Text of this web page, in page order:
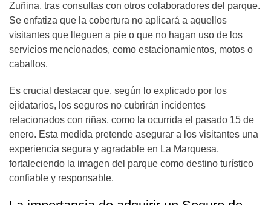
Zuñina, tras consultas con otros colaboradores del parque.
Se enfatiza que la cobertura no aplicará a aquellos
visitantes que lleguen a pie o que no hagan uso de los
servicios mencionados, como estacionamientos, motos o
caballos.
Es crucial destacar que, según lo explicado por los
ejidatarios, los seguros no cubrirán incidentes
relacionados con riñas, como la ocurrida el pasado 15 de
enero. Esta medida pretende asegurar a los visitantes una
experiencia segura y agradable en La Marquesa,
fortaleciendo la imagen del parque como destino turístico
confiable y responsable.